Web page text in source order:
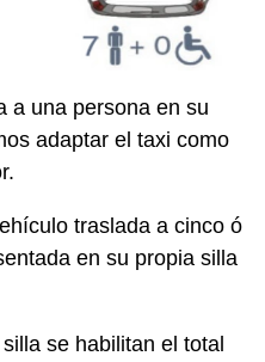
a una persona en su
adaptar el taxi como
traslada a cinco ó
en su propia silla
se habilitan el total